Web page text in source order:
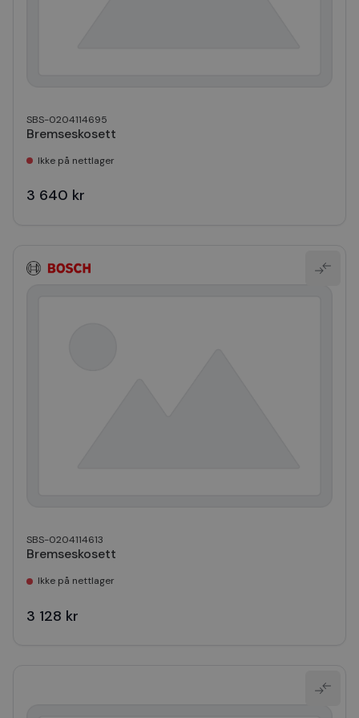
SBS-0204114695
Bremseskosett
Ikke på nettlager
3 640 kr
SBS-0204114613
Bremseskosett
Ikke på nettlager
3 128 kr